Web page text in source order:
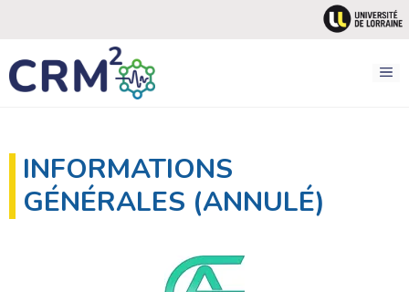
contenu
INFORMATIONS
GÉNÉRALES (ANNULÉ)